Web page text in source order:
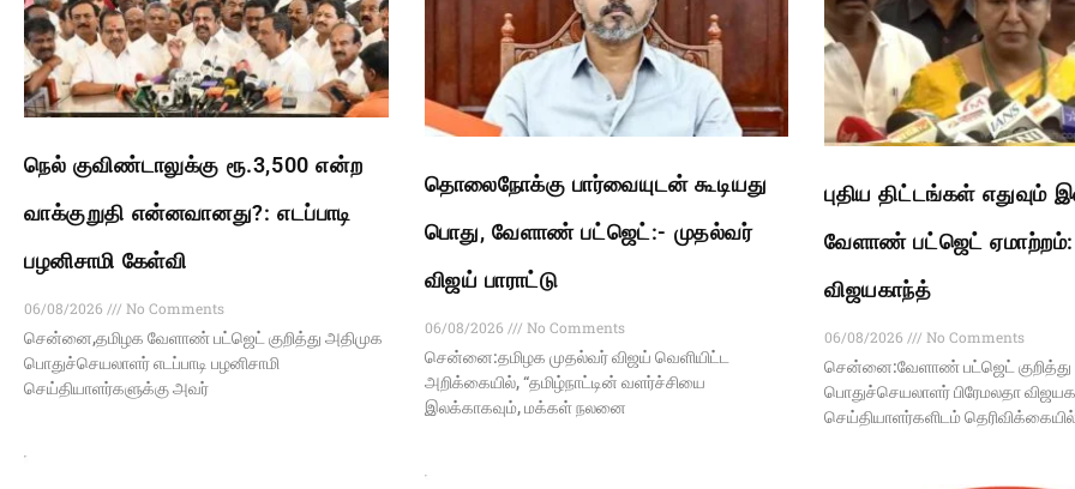
நெல் குவிண்டாலுக்கு ரூ.3,500 என்ற
வாக்குறுதி என்னவானது?: எடப்பாடி
பழனிசாமி கேள்வி
06/08/2026
No Comments
சென்னை,தமிழக வேளாண் பட்ஜெட் குறித்து அதிமுக
பொதுச்செயலாளர் எடப்பாடி பழனிசாமி
செய்தியாளர்களுக்கு அவர்
தொலைநோக்கு பார்வையுடன் கூடியது
பொது, வேளாண் பட்ஜெட்:- முதல்வர்
விஜய் பாராட்டு
06/08/2026
No Comments
சென்னை:தமிழக முதல்வர் விஜய் வெளியிட்ட
அறிக்கையில், “தமிழ்நாட்டின் வளர்ச்சியை
இலக்காகவும், மக்கள் நலனை
புதிய திட்டங்கள் எதுவும்
வேளாண் பட்ஜெட் ஏமாற்றம்:
விஜயகாந்த்
06/08/2026
No Comments
சென்னை:வேளாண் பட்ஜெட் குறித்து
பொதுச்செயலாளர் பிரேமலதா
செய்தியாளர்களிடம்